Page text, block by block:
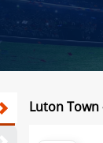
Luton